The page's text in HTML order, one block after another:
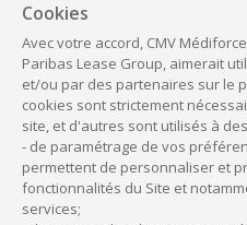
En effet, en crédit-bail ou
automobile, le
souscrire un contrat
déplacements
pour l’activité libérale.
destruction totale du
l’assurance automobile
Cookies
Avec votre accord, CMV
Paribas Lease Group, aimerait
et/ou par des partenaires sur le
cookies sont strictement
site, et d'autres sont utilisés à
- de paramétrage de vos
permettent de personnaliser et
fonctionnalités du Site et
services;